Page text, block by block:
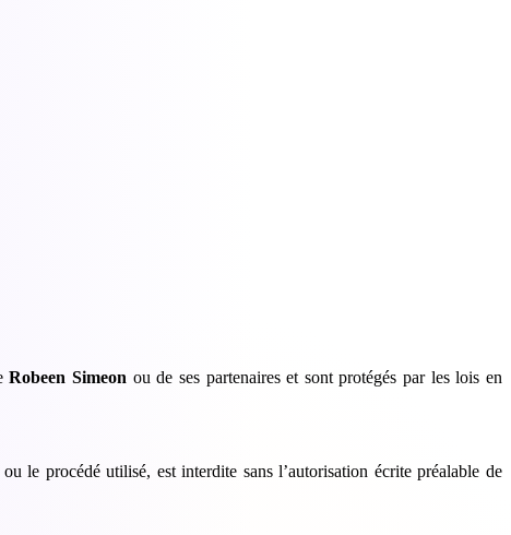
Robeen Simeonou de ses partenaires et sont protégés par les lois en
le procédé utilisé, est interdite sans l’autorisation écrite préalable de